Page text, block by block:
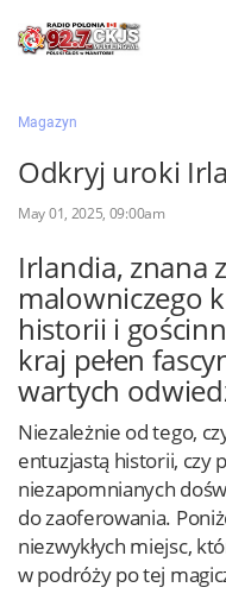
Ogłoś się
Działy
Zaloguj przez
Magazyn
Odkryj uroki
May 01, 2025, 09:00am
Irlandia, znana
malowniczego
historii i
kraj pełen
wartych
Niezależnie od tego,
entuzjastą historii, czy
niezapomnianych
do zaoferowania.
niezwykłych miejsc,
w podróży po tej